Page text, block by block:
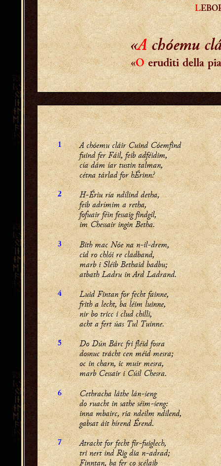
L
«Achóemu
«Oeruditi della
1
A chóemu cláir Cuind Cóemḟind
fuind fer Fáil, feib adféidim,
cía dám íar tustin talman,
cétna tárlad for hÉrinn?
2
H-Ériu ría ndílind detha,
feib adrímim a retha,
foḟuair féin fessaig findgil,
im Chessair ingin Betha.
3
Bith mac Nóe na n-il-drem,
cid ro chlói re cladband,
marb i Sléib Bethaid badbu;
atbath Ladru in Ard Ladrand.
4
Luid Fintan for fecht fainne,
frith a lecht, ba léim luinne,
nir bo tricc i clud chilli,
acht a fert úas Tul Tuinne.
5
Do Dún Bárc fri fléid fosra
dosnuc trácht cen méid mesra;
oc in charn, ic muir mesra,
marb Cessair i Cúil Chesra.
6
Cethracha láthe lán-ṡeng
do ruacht in sathe séim-ṡeng:
inna mbairc, ria ndeilm ndílend,
gabsat áit hírend Érend.
7
Atracht for fecht fír-fuiglech,
tri nert ind Rig dia n-adrad;
Finntan, ba fer co scélaib